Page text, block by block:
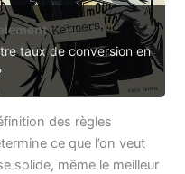
:
taux de conversion en
des règles
ce que l’on veut
solide, même le meilleur